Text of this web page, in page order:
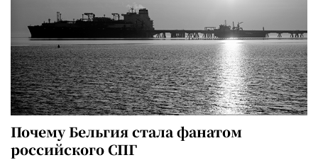
Почему Бельгия стала фанатом
российского СПГ